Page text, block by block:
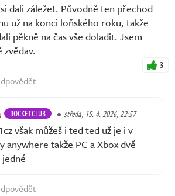
dali záležet. Původně ten přechod
už na konci loňského roku, takže
pěkně na čas vše doladit. Jsem
3
ROCKETCLUB středa, 15. 4. 2026, 22:57
však můžeš i ted ted už je i v
anywhere takže PC a Xbox dvě